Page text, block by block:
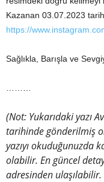
Kazanan 03.07.2023
https://
Sağlıkla, Barışla ve
(Not: Yukarıdaki yazı
tarihinde gönderilmiş
yazıyı okuduğunuzda
olabilir. En güncel
adresinden